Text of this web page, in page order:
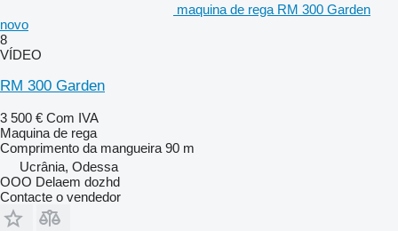
maquina de rega RM 300 Garden
novo
8
VÍDEO
RM 300 Garden
3 500 € Com IVA
Maquina de rega
Comprimento da mangueira 90 m
Ucrânia, Odessa
OOO Delaem dozhd
Contacte o vendedor